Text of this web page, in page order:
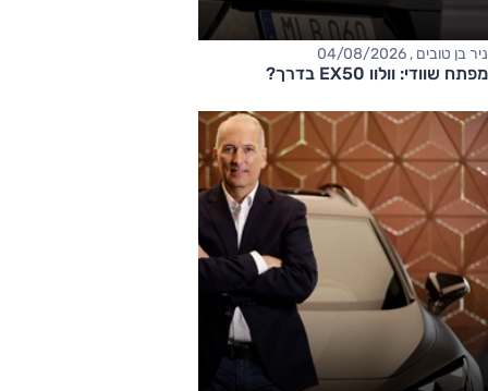
ניר בן טובים , 04/08/2026
מפתח שוודי: וולוו EX50 בדרך?